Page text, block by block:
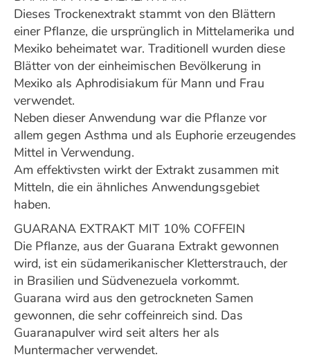
Dieses Trockenextrakt stammt von den Blättern
einer Pflanze, die ursprünglich in Mittelamerika und
Mexiko beheimatet war. Traditionell wurden diese
Blätter von der einheimischen Bevölkerung in
Mexiko als Aphrodisiakum für Mann und Frau
verwendet.
Neben dieser Anwendung war die Pflanze vor
allem gegen Asthma und als Euphorie erzeugendes
Mittel in Verwendung.
Am effektivsten wirkt der Extrakt zusammen mit
Mitteln, die ein ähnliches Anwendungsgebiet
haben.
GUARANA EXTRAKT MIT 10% COFFEIN
Die Pflanze, aus der Guarana Extrakt gewonnen
wird, ist ein südamerikanischer Kletterstrauch, der
in Brasilien und Südvenezuela vorkommt.
Guarana wird aus den getrockneten Samen
gewonnen, die sehr coffeinreich sind. Das
Guaranapulver wird seit alters her als
Muntermacher verwendet.